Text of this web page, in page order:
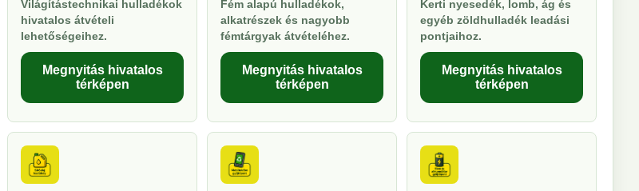
Világítástechnikai hulladékok
hivatalos átvételi
lehetőségeihez.
Megnyitás hivatalos
térképen
Fém alapú hulladékok,
alkatrészek és nagyobb
fémtárgyak átvételéhez.
Megnyitás hivatalos
térképen
Kerti nyesedék, lomb, ág és
egyéb zöldhulladék leadási
pontjaihoz.
Megnyitás hivatalos
térképen